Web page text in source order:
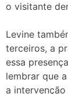
o visitante
Levine
terceiros, a
essa
lembrar que
a